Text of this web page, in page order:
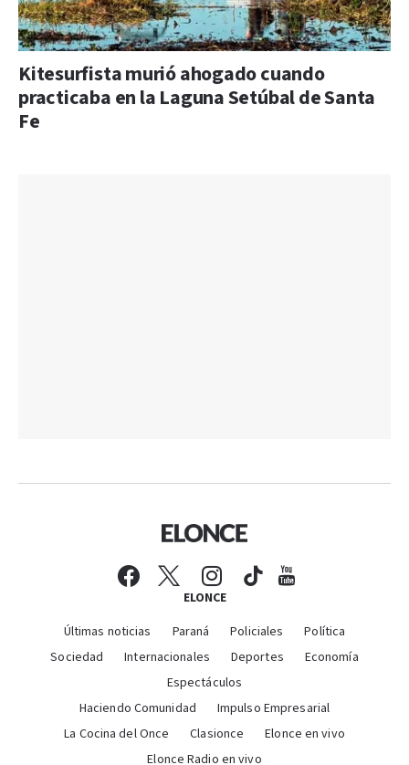
Kitesurfista murió ahogado cuando
practicaba en la Laguna Setúbal de Santa
Fe
ELONCE
Últimas noticias Paraná Policiales
Política
Sociedad
Internacionales Deportes
Economía
Espectáculos
Haciendo Comunidad
Impulso Empresarial
La Cocina del Once
Clasionce
Elonce en vivo
Elonce Radio en vivo